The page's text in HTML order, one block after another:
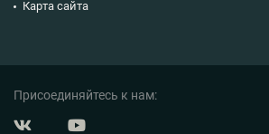
Карта сайта
Присоединяйтесь к нам: